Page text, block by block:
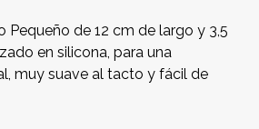
Pequeño de 12 cm de largo y 3,5
en silicona, para una
muy suave al tacto y fácil de